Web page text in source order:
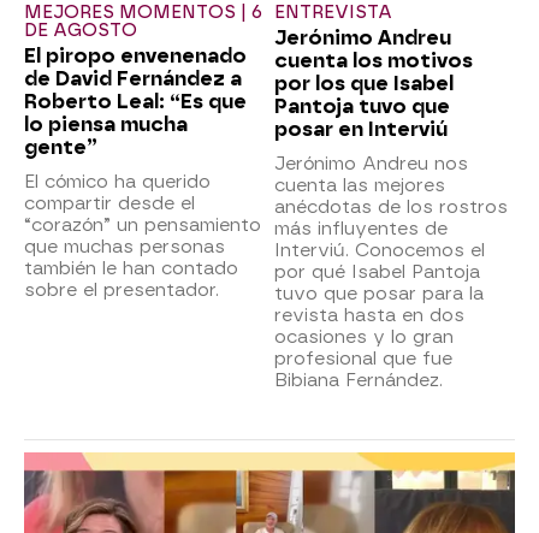
MEJORES MOMENTOS | 6
DE AGOSTO
El piropo envenenado
de David Fernández a
Roberto Leal: “Es que
lo piensa mucha
gente”
El cómico ha querido
compartir desde el
“corazón” un pensamiento
que muchas personas
también le han contado
sobre el presentador.
ENTREVISTA
Jerónimo Andreu
cuenta los motivos
por los que Isabel
Pantoja tuvo que
posar en Interviú
Jerónimo Andreu nos
cuenta las mejores
anécdotas de los rostros
más influyentes de
Interviú. Conocemos el
por qué Isabel Pantoja
tuvo que posar para la
revista hasta en dos
ocasiones y lo gran
profesional que fue
Bibiana Fernández.